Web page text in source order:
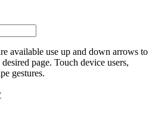
available use up and down arrows to
page. Touch device users,
gestures.